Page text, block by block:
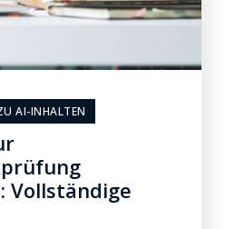
AI-INHALTEN
Vollständige